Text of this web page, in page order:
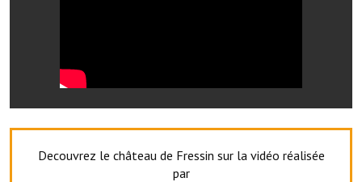
Biens à louer
Decouvrez le château de Fressin sur la vidéo réalisée
par